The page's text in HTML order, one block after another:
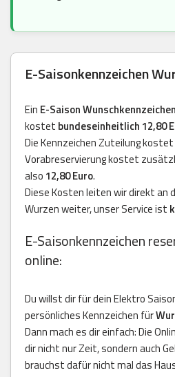
E-Saisonkennzeichen
Ein E-Saison Wunschkennzeichen
kostet bundeseinheitlich 12,80
Die Kennzeichen Zuteilung kostet
Vorabreservierung kostet
also 12,80 Euro.
Diese Kosten leiten wir direkt an
Wurzen weiter, unser Service ist
E-Saisonkennzeichen
online:
Du willst dir für dein Elektro
persönliches Kennzeichen für
Dann mach es dir einfach: Die
dir nicht nur Zeit, sondern auch
brauchst dafür nicht mal das